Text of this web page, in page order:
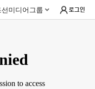
선미디어그룹 로그인